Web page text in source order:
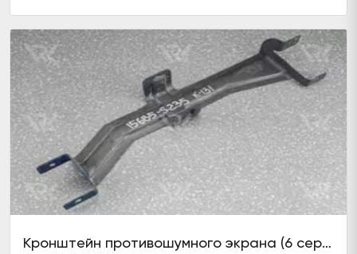
Кронштейн противошумного экрана (6 серия)